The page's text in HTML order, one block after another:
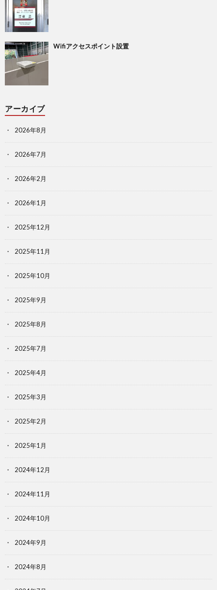
Wifiアクセスポイント設置
アーカイブ
2026年8月
2026年7月
2026年2月
2026年1月
2025年12月
2025年11月
2025年10月
2025年9月
2025年8月
2025年7月
2025年4月
2025年3月
2025年2月
2025年1月
2024年12月
2024年11月
2024年10月
2024年9月
2024年8月